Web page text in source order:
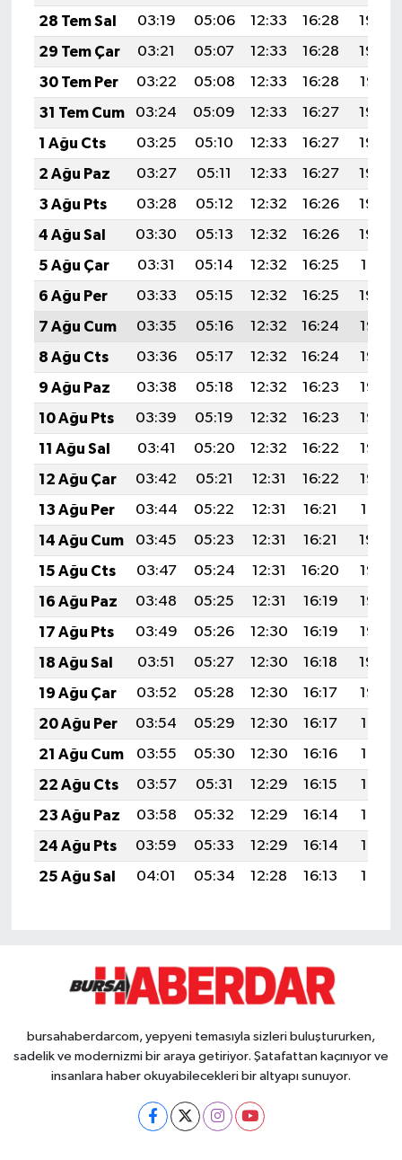
28 Tem Sal
03:19 05:06 12:33 16:28
19:49
29 Tem Çar
03:21 05:07 12:33 16:28
19:48
30 Tem Per
03:22 05:08 12:33 16:28
19:47
31 Tem Cum
03:24 05:09 12:33 16:27
19:46
1 Ağu Cts
03:25 05:10 12:33 16:27
19:45
2 Ağu Paz
03:27 05:11 12:33 16:27
19:44
3 Ağu Pts
03:28 05:12 12:32 16:26
19:43
4 Ağu Sal
03:30 05:13 12:32 16:26
19:42
5 Ağu Çar
03:31 05:14 12:32 16:25
19:41
6 Ağu Per
03:33 05:15 12:32 16:25
19:40
7 Ağu Cum
03:35 05:16 12:32 16:24
19:38
8 Ağu Cts
03:36 05:17 12:32 16:24
19:37
9 Ağu Paz
03:38 05:18 12:32 16:23
19:36
10 Ağu Pts
03:39 05:19 12:32 16:23
19:35
11 Ağu Sal
03:41 05:20 12:32 16:22
19:33
12 Ağu Çar
03:42 05:21 12:31 16:22
19:32
13 Ağu Per
03:44 05:22 12:31 16:21
19:31
14 Ağu Cum
03:45 05:23 12:31 16:21
19:29
15 Ağu Cts
03:47 05:24 12:31 16:20
19:28
16 Ağu Paz
03:48 05:25 12:31 16:19
19:27
17 Ağu Pts
03:49 05:26 12:30 16:19
19:25
18 Ağu Sal
03:51 05:27 12:30 16:18
19:24
19 Ağu Çar
03:52 05:28 12:30 16:17
19:22
20 Ağu Per
03:54 05:29 12:30 16:17
19:21
21 Ağu Cum
03:55 05:30 12:30 16:16
19:19
22 Ağu Cts
03:57 05:31 12:29 16:15
19:18
23 Ağu Paz
03:58 05:32 12:29 16:14
19:16
24 Ağu Pts
03:59 05:33 12:29 16:14
19:15
25 Ağu Sal
04:01 05:34 12:28 16:13 19:13
bursahaberdarcom, yepyeni temasıyla sizleri buluştururken,
sadelik ve modernizmi bir araya getiriyor. Şatafattan kaçınıyor ve
insanlara haber okuyabilecekleri bir altyapı sunuyor.